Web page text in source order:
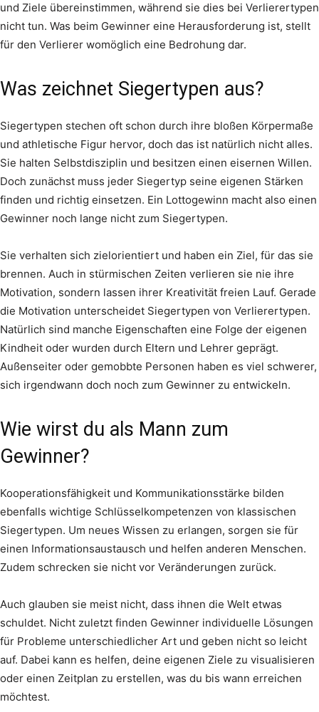
und Ziele übereinstimmen, während sie dies bei Verlierertypen
nicht tun. Was beim Gewinner eine Herausforderung ist, stellt
für den Verlierer womöglich eine Bedrohung dar.
Was zeichnet Siegertypen aus?
Siegertypen stechen oft schon durch ihre bloßen Körpermaße
und athletische Figur hervor, doch das ist natürlich nicht alles.
Sie halten Selbstdisziplin und besitzen einen eisernen Willen.
Doch zunächst muss jeder Siegertyp seine eigenen Stärken
finden und richtig einsetzen. Ein Lottogewinn macht also einen
Gewinner noch lange nicht zum Siegertypen.
Sie verhalten sich zielorientiert und haben ein Ziel, für das sie
brennen. Auch in stürmischen Zeiten verlieren sie nie ihre
Motivation, sondern lassen ihrer Kreativität freien Lauf. Gerade
die Motivation unterscheidet Siegertypen von Verlierertypen.
Natürlich sind manche Eigenschaften eine Folge der eigenen
Kindheit oder wurden durch Eltern und Lehrer geprägt.
Außenseiter oder gemobbte Personen haben es viel schwerer,
sich irgendwann doch noch zum Gewinner zu entwickeln.
Wie wirst du als Mann zum
Gewinner?
Kooperationsfähigkeit und Kommunikationsstärke bilden
ebenfalls wichtige Schlüsselkompetenzen von klassischen
Siegertypen. Um neues Wissen zu erlangen, sorgen sie für
einen Informationsaustausch und helfen anderen Menschen.
Zudem schrecken sie nicht vor Veränderungen zurück.
Auch glauben sie meist nicht, dass ihnen die Welt etwas
schuldet. Nicht zuletzt finden Gewinner individuelle Lösungen
für Probleme unterschiedlicher Art und geben nicht so leicht
auf. Dabei kann es helfen, deine eigenen Ziele zu visualisieren
oder einen Zeitplan zu erstellen, was du bis wann erreichen
möchtest.